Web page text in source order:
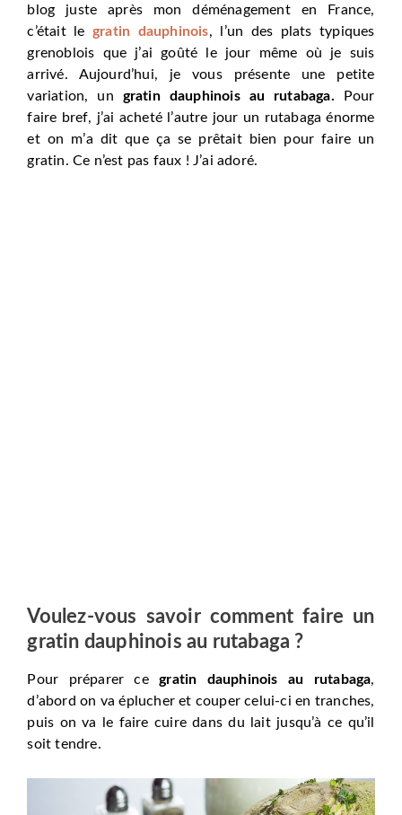
blog juste après mon déménagement en France,
c’était legratin dauphinois, l’un des plats typiques
grenoblois que j’ai goûté le jour même où je suis
arrivé. Aujourd’hui, je vous présente une petite
variation, un gratin dauphinois au rutabaga. Pour
faire bref, j’ai acheté l’autre jour un rutabaga énorme
et on m’a dit que ça se prêtait bien pour faire un
gratin. Ce n’est pas faux ! J’ai adoré.
Voulez-vous savoir comment faire un
gratin dauphinois au rutabaga ?
Pour préparer cegratin dauphinois au rutabaga,
d’abord on va éplucher et couper celui-ci en tranches,
puis on va le faire cuire dans du lait jusqu’à ce qu’il
soit tendre.